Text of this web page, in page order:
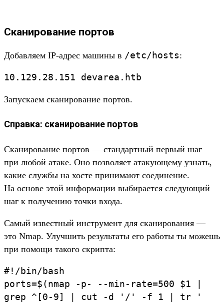
Сканирование портов
До­бав­ляем IP-адрес машины в /etc/hosts:
10. 129. 28. 151 devarea. htb
За­пус­каем ска­ниро­вание пор­тов.
Справка: сканирование портов
Ска­ниро­вание пор­тов — стан­дар­тный пер­вый шаг
при любой ата­ке. Оно поз­воля­ет ата­кующе­му узнать,
какие служ­бы на хос­те при­нима­ют соеди­нение.
На осно­ве этой информа­ции выбира­ется сле­дующий
шаг к получе­нию точ­ки вхо­да.
Са­мый извес­тный инс­тру­мент для ска­ниро­вания —
это Nmap. Улуч­шить резуль­таты его работы ты можешь
при помощи такого скрип­та:
#!/bin/bash
ports=$(nmap -p- --min-rate=500 $1
grep
^[0-9] cut -d '/ ' -f 1 | tr
'